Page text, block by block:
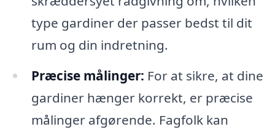
type gardiner der passer bedst til dit
rum og din indretning.
Præcise målinger: For at sikre, at dine
gardiner hænger korrekt, er præcise
målinger afgørende. Fagfolk kan